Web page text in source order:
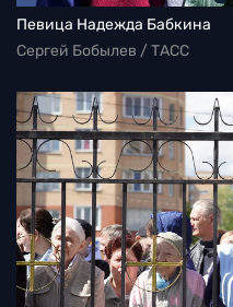
Певица Надежда Бабкина
Сергей Бобылев / ТАСС